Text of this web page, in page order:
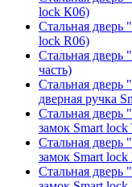
lock К06)
Стальная дверь
lock R06)
Стальная дверь
часть)
Стальная дверь
дверная ручка
Стальная дверь
замок Smart lock
Стальная дверь
замок Smart
Стальная дверь